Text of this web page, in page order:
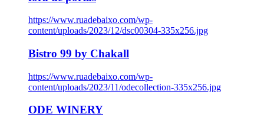
https://www.ruadebaixo.com/wp-
content/uploads/2023/12/dsc00304-335x256.jpg
Bistro 99 by Chakall
https://www.ruadebaixo.com/wp-
content/uploads/2023/11/odecollection-335x256.jpg
ODE WINERY